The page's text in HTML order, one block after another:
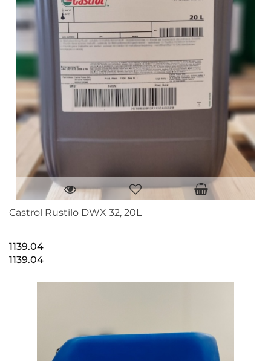
Castrol Rustilo DWX 32, 20L
1139.04
1139.04